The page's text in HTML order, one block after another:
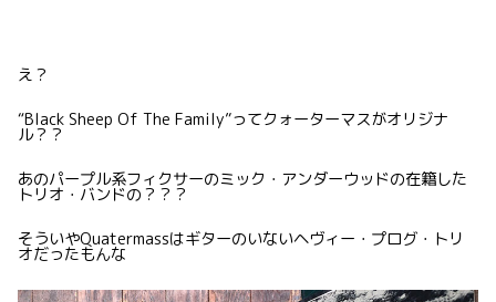
え？
“Black Sheep Of The Family”ってクォーターマスがオリジナ
ル？？
あのパープル系フィクサーのミック・アンダーウッドの在籍した
トリオ・バンドの？？？
そういやQuatermassはギターのいないヘヴィー・プログ・トリ
オだったもんな